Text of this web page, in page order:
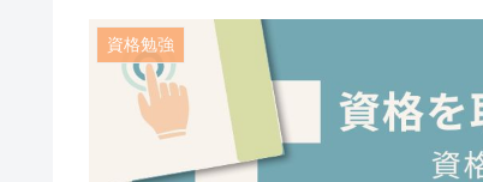
資格勉強